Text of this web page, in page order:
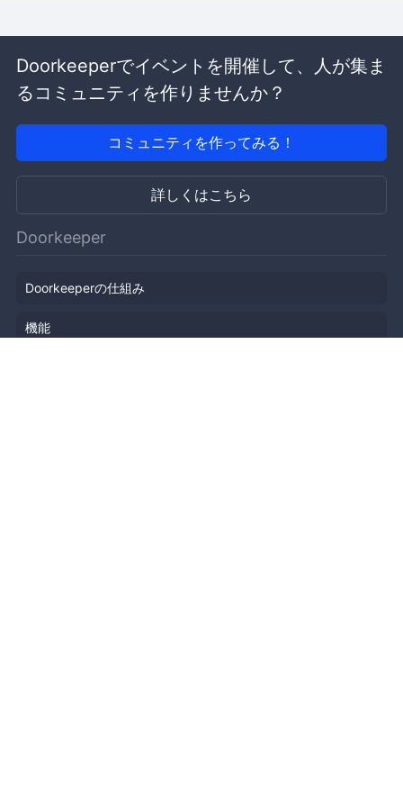
Doorkeeperでイベントを開催して、人が集ま
るコミュニティを作りませんか？
コミュニティを作ってみる！
詳しくはこちら
Doorkeeper
Doorkeeperの仕組み
機能